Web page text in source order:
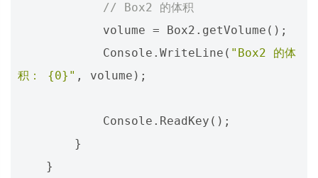
// Box2 的体积
volume = Box2 . getVolume ();
Console . WriteLine ( "Box2 的体
积： {0}" , volume );
Console . ReadKey ();
}
}